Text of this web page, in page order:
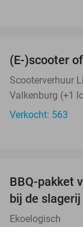
(E-)scooter
Scooterverhuur
Valkenburg (+1
Verkocht: 563
BBQ-pakket
bij de slagerij
Ekoelogisch